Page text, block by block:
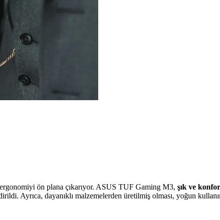
ergonomiyi ön plana çıkarıyor. ASUS TUF Gaming M3, şık ve
Ayrıca, dayanıklı malzemelerden üretilmiş olması, yoğun